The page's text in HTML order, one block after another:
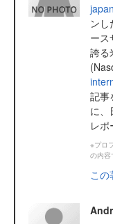
ン
ース
誇る
記事
に、
レポ
※プロ
の内容
こ